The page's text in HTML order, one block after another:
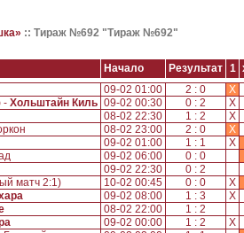
:: Тираж №692 "Тираж №692"
Начало Результат 1
09-02 01:00 2 : 0
X
- Хольштайн Киль 09-02 00:30 0 : 2
X
08-02 22:30 1 : 2
X
08-02 23:00 2 : 0
X
09-02 01:00 1 : 1
X
09-02 06:00 0 : 0
09-02 22:30 0 : 2
матч 2:1) 10-02 00:45 0 : 0
X
09-02 08:00 1 : 3
X
08-02 22:00 1 : 2
09-02 00:00 1 : 2
X